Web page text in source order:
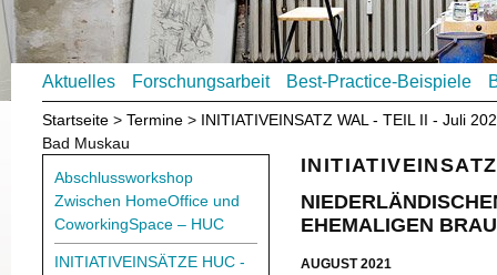
Aktuelles Forschungsarbeit Best-Practice-Beispiele
Startseite Termine
INITIATIVEINSATZ WAL - TEIL II - Juli
Bad Muskau
Abschlussworkshop
Zwischen HomeOffice und
CoworkingSpace – HUC
INITIATIVEINSÄTZE HUC -
EHEMALIGEN
AUGUST 2021